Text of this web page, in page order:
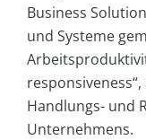
Business
und Systeme
Handlungs- und
Unternehmens.